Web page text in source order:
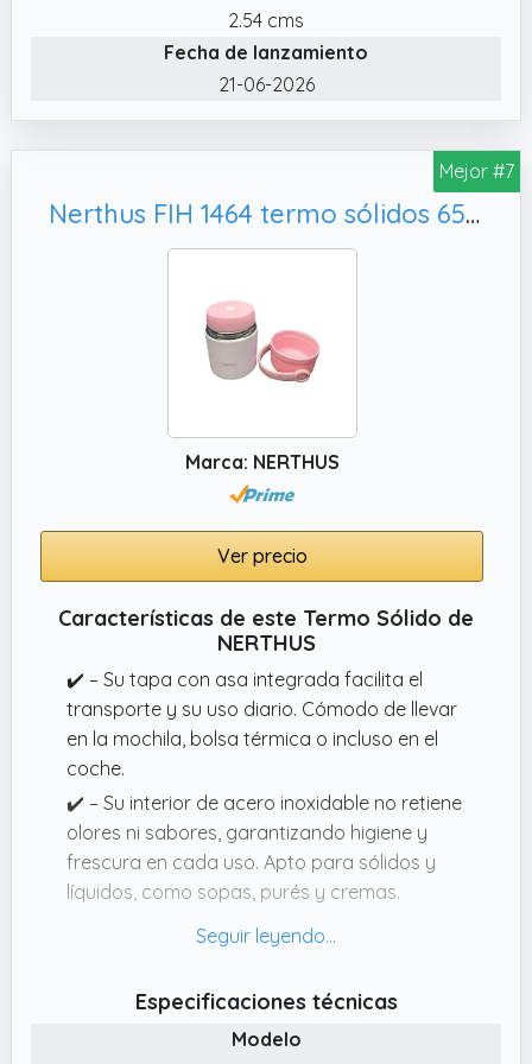
2.54 cms
Fecha de lanzamiento
21-06-2026
Mejor #7
Nerthus FIH 1464 termo sólidos 650 ml acero inoxidable doble pared ideal para trabajo comida y sopas
Marca: NERTHUS
Ver precio
Características de este Termo Sólido de
NERTHUS
✔️ – Su tapa con asa integrada facilita el
transporte y su uso diario. Cómodo de llevar
en la mochila, bolsa térmica o incluso en el
coche.
✔️ – Su interior de acero inoxidable no retiene
olores ni sabores, garantizando higiene y
frescura en cada uso. Apto para sólidos y
líquidos, como sopas, purés y cremas.
✔️ – Incorpora una goma en la base que evita
escritorio sin riesgos.
✔️ – Su tapón con botón de vacío evita fugas
Especificaciones técnicas
Modelo